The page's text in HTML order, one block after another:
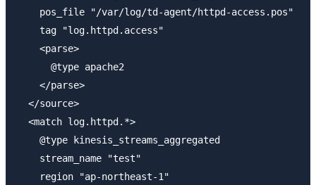
    pos_file "/var/log/td-agent/httpd-access.pos"
    tag "log.httpd.access"
    <parse>
      @type apache2
    </parse>
  </source>
  <match log.httpd.*>
    @type kinesis_streams_aggregated
    stream_name "test"
    region "ap-northeast-1"